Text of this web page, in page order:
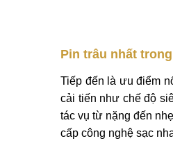
Pin trâu nhất
Tiếp đến là ưu điểm
cải tiến như chế độ
tác vụ từ nặng đến
cấp công nghệ sạc